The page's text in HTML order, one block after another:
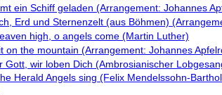
ein Schiff geladen (Arrangement: Johannes
Erd und Sternenzelt (aus Böhmen)
high, o angels come (Martin Luther)
on the mountain (Arrangement: Johannes
Gott, wir loben Dich (Ambrosianischer
Herald Angels sing (Felix Mendelssohn-